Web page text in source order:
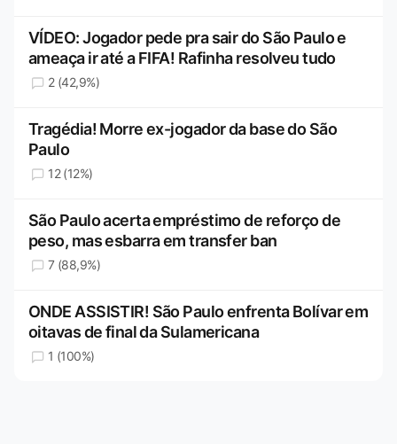
VÍDEO: Jogador pede pra sair do São Paulo e
ameaça ir até a FIFA! Rafinha resolveu tudo
2 (42,9%)
Tragédia! Morre ex-jogador da base do São
Paulo
12 (12%)
São Paulo acerta empréstimo de reforço de
peso, mas esbarra em transfer ban
7 (88,9%)
ONDE ASSISTIR! São Paulo enfrenta Bolívar em
oitavas de final da Sulamericana
1 (100%)